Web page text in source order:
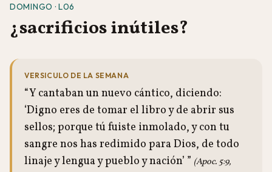
DOMINGO · L06
¿sacrificios inútiles?
VERSICULO DE LA SEMANA
“Y cantaban un nuevo cántico, diciendo:
‘Digno eres de tomar el libro y de abrir sus
sellos; porque tú fuiste inmolado, y con tu
sangre nos has redimido para Dios, de todo
linaje y lengua y pueblo y nación’ ” (Apoc. 5:9,